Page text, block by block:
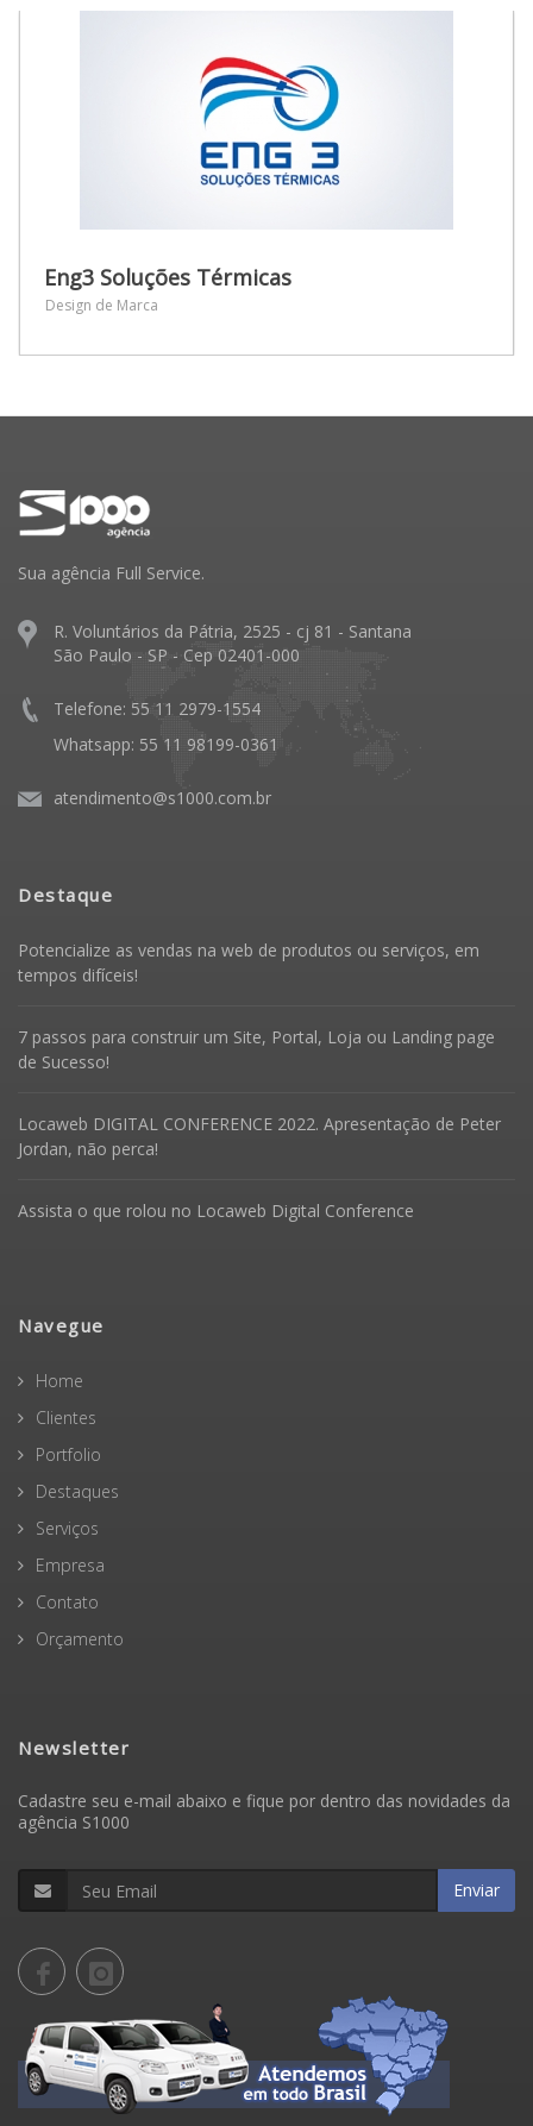
Eng3 Soluções Térmicas
Design de Marca
Sua agência Full Service.
R. Voluntários da Pátria, 2525 - cj 81 - Santana
São Paulo - SP - Cep 02401-000
Telefone: 55 11 2979-1554
Whatsapp: 55 11 98199-0361
atendimento@s1000.com.br
Destaque
Potencialize as vendas na web de produtos ou serviços, em
tempos difíceis!
7 passos para construir um Site, Portal, Loja ou Landing page
de Sucesso!
Locaweb DIGITAL CONFERENCE 2022. Apresentação de Peter
Jordan, não perca!
Assista o que rolou no Locaweb Digital Conference
Navegue
Home
Clientes
Portfolio
Destaques
Serviços
Empresa
Contato
Orçamento
Newsletter
Cadastre seu e-mail abaixo e fique por dentro das novidades da
agência S1000
Enviar